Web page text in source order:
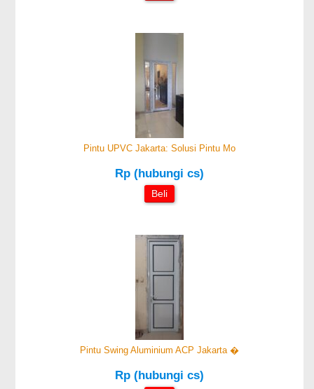
Pintu UPVC Jakarta: Solusi Pintu Mo
Rp (hubungi cs)
Beli
Pintu Swing Aluminium ACP Jakarta �
Rp (hubungi cs)